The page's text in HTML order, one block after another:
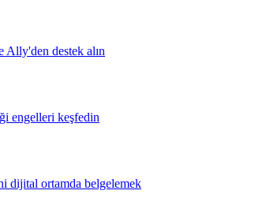
Ally'den destek alın
engelleri keşfedin
dijital ortamda belgelemek